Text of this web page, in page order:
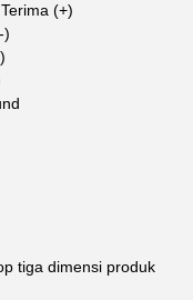
(+)
)
tiga dimensi produk